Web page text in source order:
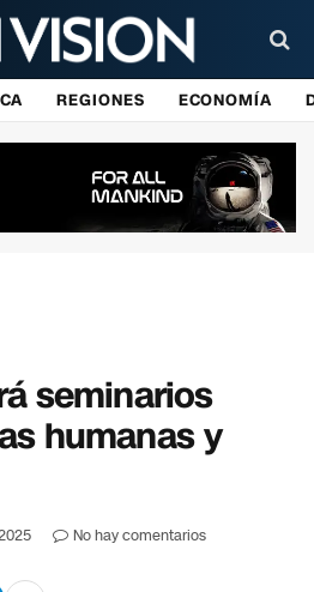
REGIONES ECONOMÍA
seminarios
humanas y
No hay comentarios